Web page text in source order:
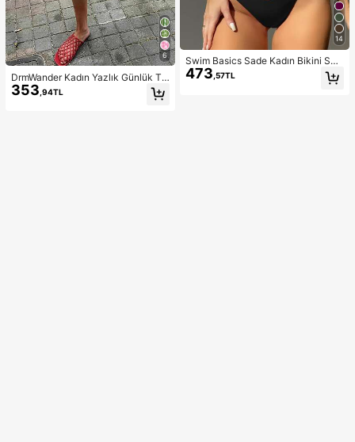
6
DrmWander Kadın Yazlık Günlük Ta
til ve İşe Gidiş İçin Çiçekli Ekose Ba
skılı Fırfırlı Etek Uçlu Bol Şort
353 ,94TL
14
Swim Basics Sade Kadın Bikini Setl
eri
473 ,57TL